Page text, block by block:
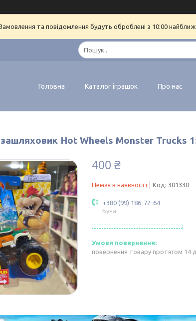
та повідомлення будуть оброблені з 10:00
Головна Каталог іграшок Про нас
Hot Wheels Monster Trucks
400 ₴
Немає в наявності Код: 301330
+380 (99) 186-72-64
Буча
повернення товару протягом 14